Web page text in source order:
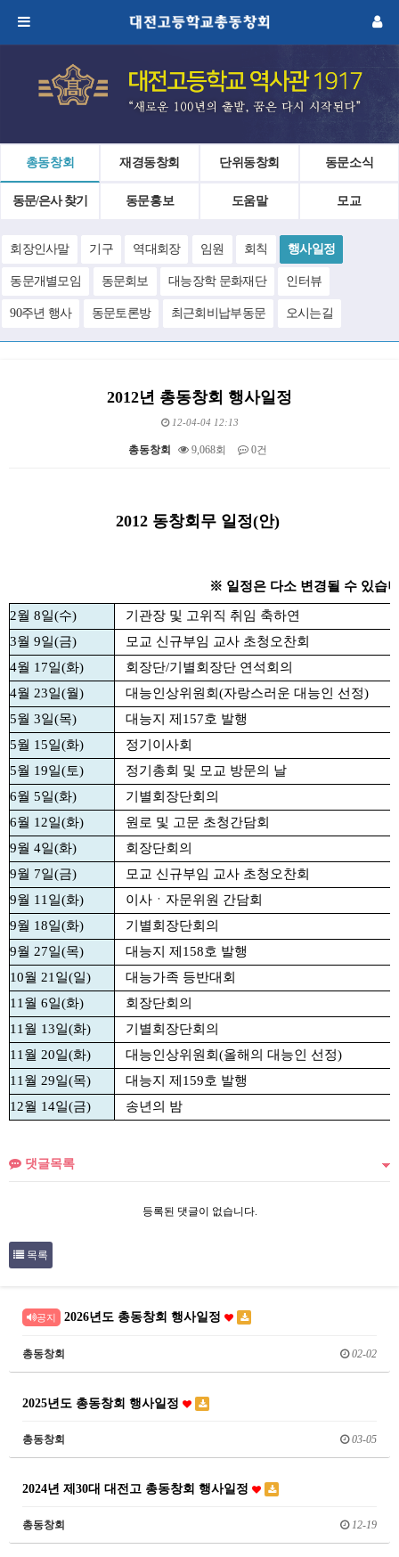
총동창회 재경동창회 단위동창회 동문소식
동문/은사 찾기 동문홍보 도움말 모교
회장인사말 기구 역대회장 임원 회칙 행사일정
동문개별모임 동문회보 대능장학 문화재단 인터뷰
90주년 행사 동문토론방 최근회비납부동문 오시는길
2012년 총동창회 행사일정
12-04-04 12:13
총동창회 9,068회 0건
2012 동창회무 일정(안)
※ 일정은 다소 변경될 수 있습
2월 8일(수)
기관장 및 고위직 취임 축하연
3월 9일(금)
모교 신규부임 교사 초청오찬회
4월 17일(화)
회장단/기별회장단 연석회의
4월 23일(월)
대능인상위원회(자랑스러운 대능인 선정)
5월 3일(목)
대능지 제157호 발행
5월 15일(화)
정기이사회
5월 19일(토)
정기총회 및 모교 방문의 날
6월 5일(화)
기별회장단회의
6월 12일(화)
원로 및 고문 초청간담회
9월 4일(화)
회장단회의
9월 7일(금)
모교 신규부임 교사 초청오찬회
9월 11일(화)
이사ㆍ자문위원 간담회
9월 18일(화)
기별회장단회의
9월 27일(목)
대능지 제158호 발행
10월 21일(일)
대능가족 등반대회
11월 6일(화)
회장단회의
11월 13일(화)
기별회장단회의
11월 20일(화)
대능인상위원회(올해의 대능인 선정)
11월 29일(목)
대능지 제159호 발행
12월 14일(금)
송년의 밤
댓글목록
등록된 댓글이 없습니다.
목록
공지 2026년도 총동창회 행사일정
총동창회 02-02
2025년도 총동창회 행사일정
총동창회 03-05
2024년 제30대 대전고 총동창회 행사일정
총동창회 12-19